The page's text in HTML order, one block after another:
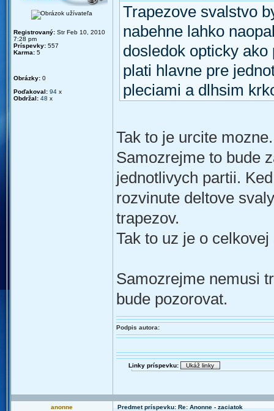
Registrovaný: Str Feb 10, 2010
7:28 pm
Príspevky: 557
Karma: 5
Obrázky: 0
Poďakoval: 94 x
Obdržal: 48 x
Trapezove svalstvo
nabehne lahko
dosledok opticky ako
plati hlavne pre
pleciami a dlhsim
Tak to je urcite mozne.
Samozrejme to bude
jednotlivych partii.
rozvinute deltove
trapezov.
Tak to uz je o
Samozrejme nemusi
bude pozorovat.
Podpis autora:
Linky príspevku:
anonne Predmet príspevku: Re: Anonne - zaciatok